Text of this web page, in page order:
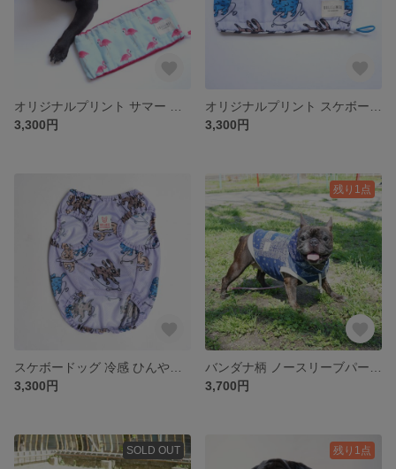
3,300円
3,300円
3,300円
残り1点
3,700円
SOLD OUT 残り1点